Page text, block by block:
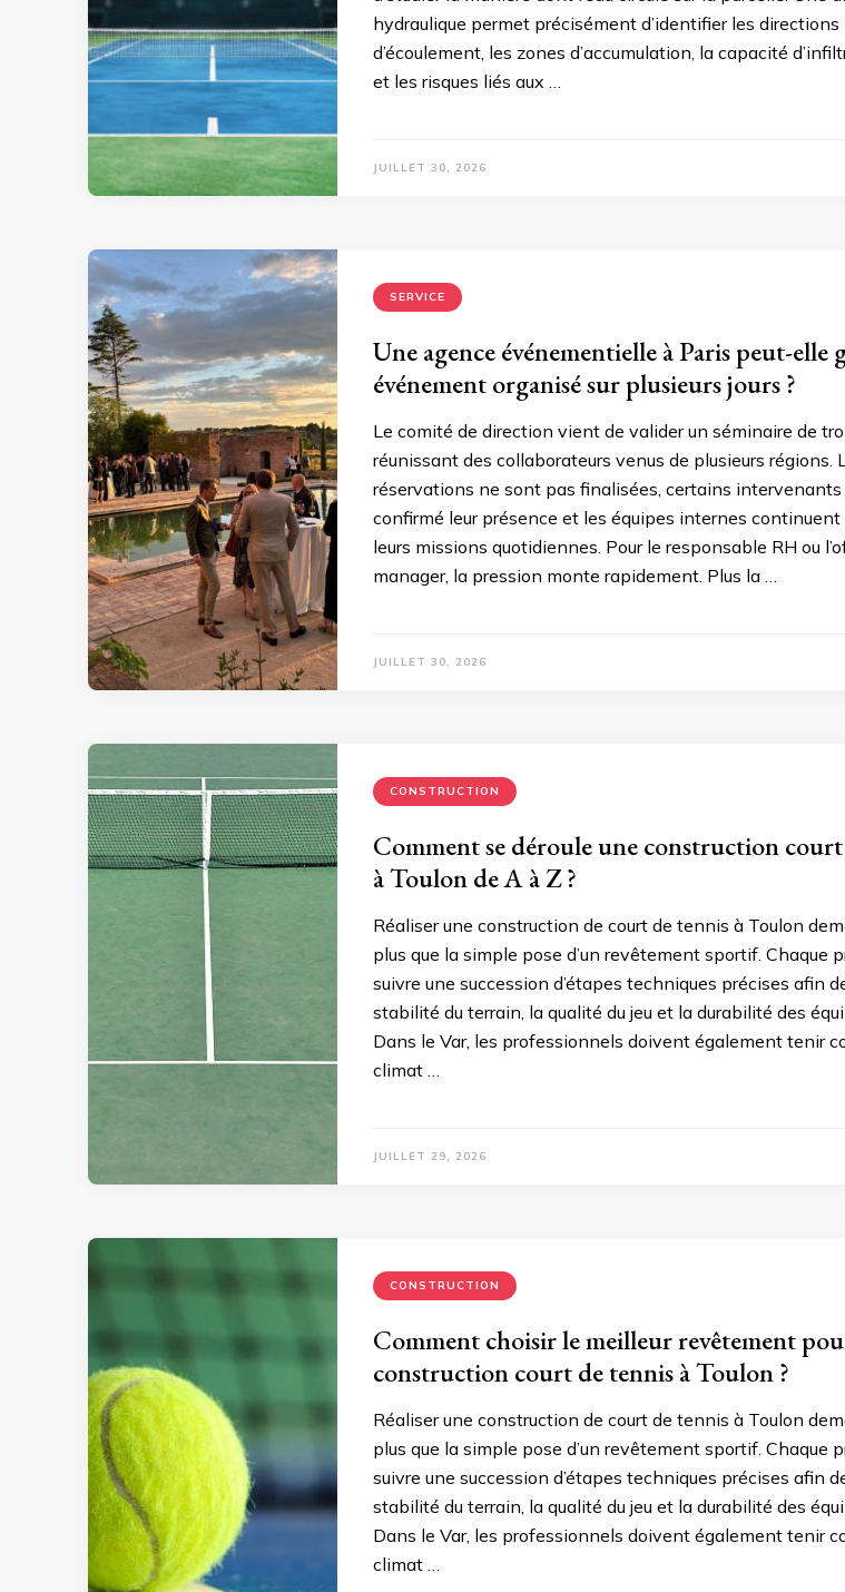
hydraulique permet précisément d’identifier les directions
d’écoulement, les zones d’accumulation, la capacité
et les risques liés aux …
JUILLET 30, 2026
SERVICE
Une agence événementielle à Paris peut-elle
événement organisé sur plusieurs jours ?
Le comité de direction vient de valider un séminaire de
réunissant des collaborateurs venus de plusieurs régions.
réservations ne sont pas finalisées, certains intervenants
confirmé leur présence et les équipes internes continuent
leurs missions quotidiennes. Pour le responsable RH ou
manager, la pression monte rapidement. Plus la …
JUILLET 30, 2026
CONSTRUCTION
Comment se déroule une construction
à Toulon de A à Z ?
Réaliser une construction de court de tennis à Toulon
plus que la simple pose d’un revêtement sportif. Chaque
suivre une succession d’étapes techniques précises afin
stabilité du terrain, la qualité du jeu et la durabilité des
Dans le Var, les professionnels doivent également tenir
climat …
JUILLET 29, 2026
CONSTRUCTION
Comment choisir le meilleur revêtement
construction court de tennis à Toulon ?
Réaliser une construction de court de tennis à Toulon
plus que la simple pose d’un revêtement sportif. Chaque
suivre une succession d’étapes techniques précises afin
stabilité du terrain, la qualité du jeu et la durabilité des
Dans le Var, les professionnels doivent également tenir
climat …